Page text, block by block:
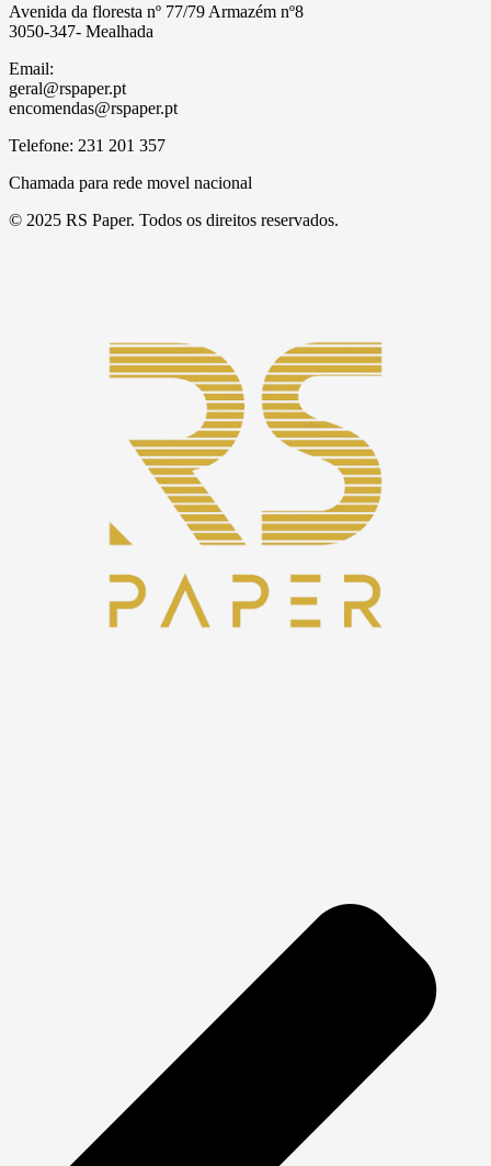
Avenida da floresta nº 77/79 Armazém nº8
3050-347- Mealhada
Email:
geral@rspaper.pt
encomendas@rspaper.pt
Telefone: 231 201 357
Chamada para rede movel nacional
© 2025 RS Paper. Todos os direitos reservados.